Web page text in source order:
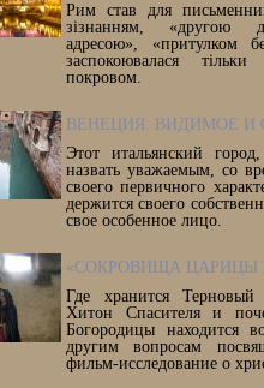
Рим став для
зізнанням, «другою
адресою», «притулком
заспокоювалася
покровом.
ВЕНЕЦИЯ. ВИДИМОЕ И
Этот итальянский
назвать уважаемым, со
своего первичного
держится своего
свое особенное лицо.
«СОКРОВИЩА ЦАРИЦЫ
Где хранится
Хитон Спасителя и
Богородицы находится
другим вопросам
фильм-исследование о